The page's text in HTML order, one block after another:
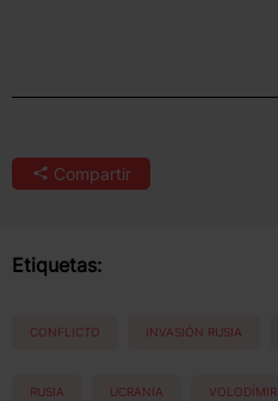
Compartir
Etiquetas:
CONFLICTO INVASIÓN RUSIA
RUSIA UCRANIA